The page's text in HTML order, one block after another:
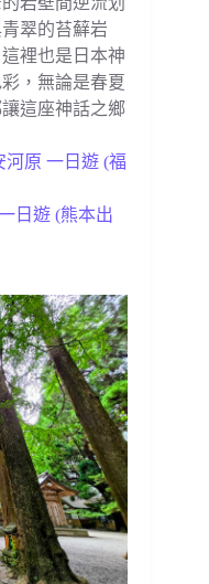
翠的苔蘚岩
裡也是日本神
，無論是春夏
這座神話之鄉
原 一日遊 (福
日遊 (熊本出